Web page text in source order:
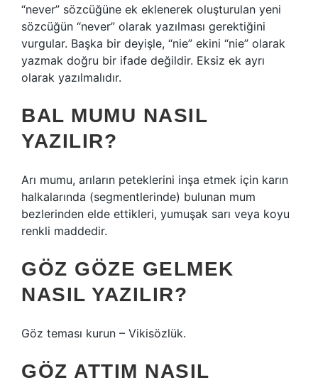
“never” sözcüğüne ek eklenerek oluşturulan yeni
sözcüğün “never” olarak yazılması gerektiğini
vurgular. Başka bir deyişle, “nie” ekini “nie” olarak
yazmak doğru bir ifade değildir. Eksiz ek ayrı
olarak yazılmalıdır.
BAL MUMU NASIL
YAZILIR?
Arı mumu, arıların peteklerini inşa etmek için karın
halkalarında (segmentlerinde) bulunan mum
bezlerinden elde ettikleri, yumuşak sarı veya koyu
renkli maddedir.
GÖZ GÖZE GELMEK
NASIL YAZILIR?
Göz teması kurun – Vikisözlük.
GÖZ ATTIM NASIL